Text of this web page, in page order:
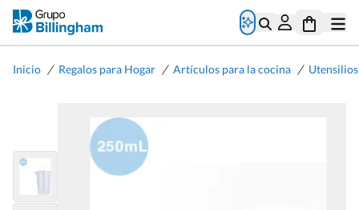
Inicio / Regalos para Hogar / Artículos para la cocina / Utensilios